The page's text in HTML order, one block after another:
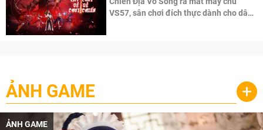
VS57, sân chơi đích thực dành cho dân
ẢNH GAME +
ẢNH GAME